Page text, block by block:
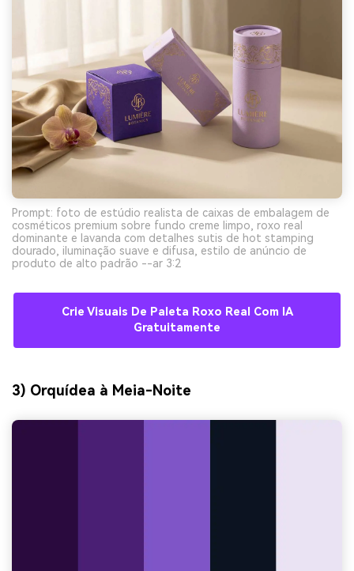
Prompt: foto de estúdio realista de caixas de embalagem de
cosméticos premium sobre fundo creme limpo, roxo real
dominante e lavanda com detalhes sutis de hot stamping
dourado, iluminação suave e difusa, estilo de anúncio de
produto de alto padrão --ar 3:2
Crie Visuais De Paleta Roxo Real Com IA
Gratuitamente
3) Orquídea à Meia-Noite